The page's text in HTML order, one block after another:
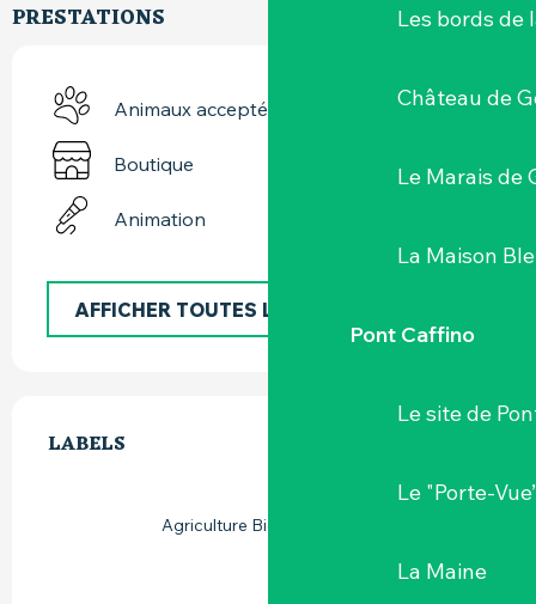
Les bords de
Château de
Le Marais de
La Maison
Pont Caffino
Le site de
Le "Porte-
La Maine
PRESTATIONS
Animaux acceptés
Boutique
Animation
AFFICHER TOUTES LES PRESTATIONS
LABELS
LABELS
Agriculture Biologique (AB)